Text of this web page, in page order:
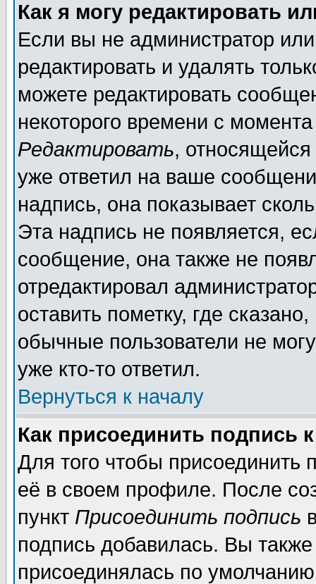
Как я могу редактировать
Если вы не администратор
редактировать и удалять
можете редактировать
некоторого времени с
Редактировать,
уже ответил на ваше
надпись, она показывает
Эта надпись не появляется,
сообщение, она также не
отредактировал
оставить пометку, где
обычные пользователи не
уже кто-то ответил.
Вернуться к началу
Как присоединить подпись
Для того чтобы присоединить
её в своем профиле. После
пункт Присоединить подпись
подпись добавилась. Вы
присоединялась по